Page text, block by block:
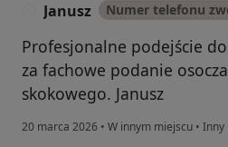
Janusz Numer telefonu
Profesjonalne podejście
za fachowe podanie
skokowego. Janusz
20 marca 2026 • W innym miejscu • Inny